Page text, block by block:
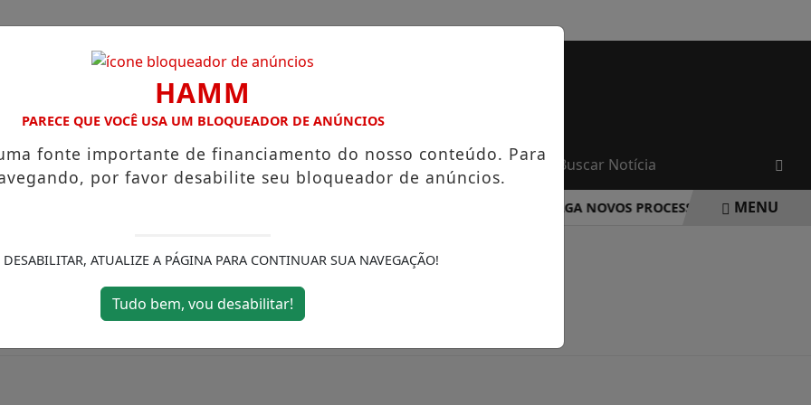
CAIEIRAS FRANCISCO MORATO CIMBAJU
INAUGURADA EM FRANCO DA ROCHA EDUCA FRANCO DA ROCHA DIVULGA NOVOS PROCESSOS SELETIVOS NA
MENU
/ FUTEBOL SPORT
HAMM
PARECE QUE VOCÊ USA UM BLOQUEADOR DE ANÚNCIOS
fonte importante de financiamento do nosso conteúdo. Para
por favor desabilite seu bloqueador de anúncios.
DESABILITAR, ATUALIZE A PÁGINA PARA CONTINUAR SUA NAVEGAÇÃO!
Tudo bem, vou desabilitar!